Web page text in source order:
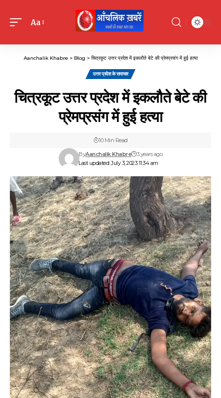
Font
Aa
Aanchalik Khabre> Blog > चित्रकूट उत्तर प्रदेश में इकलौते बेटे की प्रेमप्रसंग में हुई हत्या
उत्तर प्रदेश के समाचार
चित्रकूट उत्तर प्रदेश में इकलौते बेटे की
प्रेमप्रसंग में हुई हत्या
Last updated: July 3, 2023 11:34 am
ByAanchalik Khabre 3 years ago
10 Min Read